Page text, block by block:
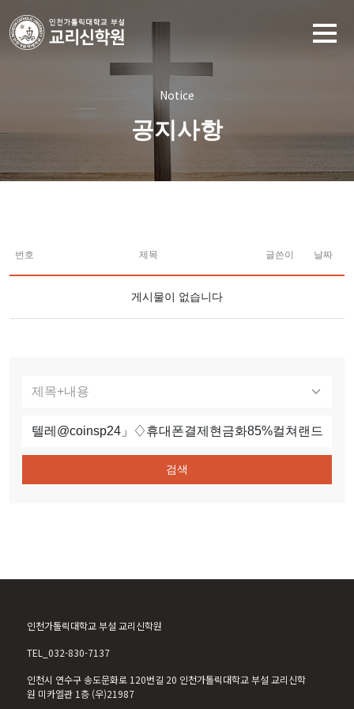
Notice
공지사항
번호 제목 글쓴이 날짜
게시물이 없습니다
검색
인천가톨릭대학교 부설 교리신학원
TEL_032-830-7137
인천시 연수구 송도문화로 120번길 20 인천가톨릭대학교 부설 교리신학
원 미카엘관 1층 (우)21987